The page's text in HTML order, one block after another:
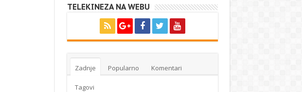
TELEKINEZA NA WEBU
Zadnje Popularno Komentari
Tagovi